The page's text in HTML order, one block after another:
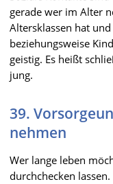
gerade wer im Alter
Altersklassen hat
beziehungsweise
geistig. Es heißt
jung.
39.
nehmen
Wer lange leben
durchchecken